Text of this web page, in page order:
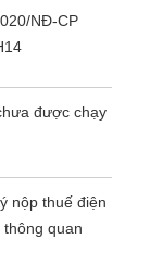
NĐ-CP
được chạy
nộp thuế điện
quan